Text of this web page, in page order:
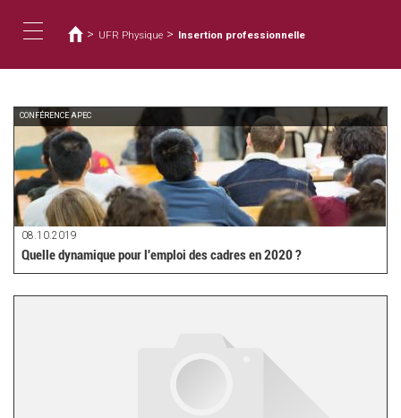
容
navigation
在
這
裡
> UFR Physique > Insertion professionnelle
CONFÉRENCE APEC
08.10.2019
Quelle dynamique pour l'emploi des cadres en 2020 ?